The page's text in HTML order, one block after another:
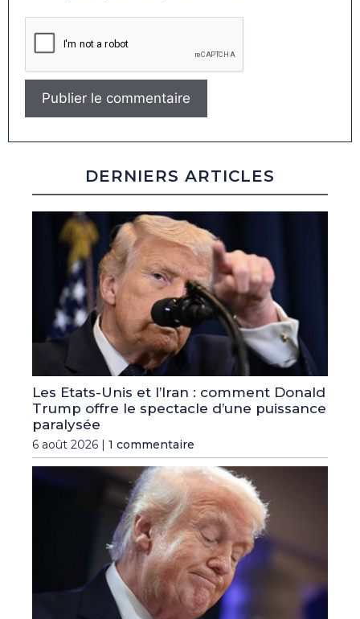
DERNIERS ARTICLES
Les Etats-Unis et l’Iran : comment Donald
Trump offre le spectacle d’une puissance
paralysée
6 août 2026 | 1 commentaire